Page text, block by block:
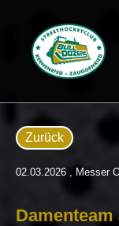
Zurück
02.03.2026 , Messer